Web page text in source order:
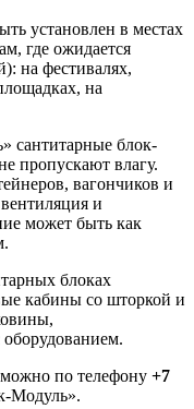
установлен в местах
где ожидается
на фестивалях,
на
блок-
пропускают влагу.
вагончиков и
и
может быть как
блоках
кабины со шторкой и
по телефону +7
Модуль».